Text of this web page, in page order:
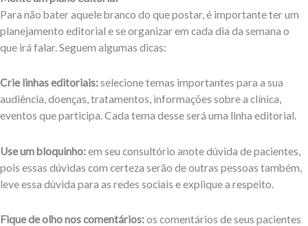
Para não bater aquele branco do que postar, é importante ter um
planejamento editorial e se organizar em cada dia da semana o
que irá falar. Seguem algumas dicas:
Crie linhas editoriais:selecione temas importantes para a sua
audiência, doenças, tratamentos, informações sobre a clínica,
eventos que participa. Cada tema desse será uma linha editorial.
Use um bloquinho:em seu consultório anote dúvida de pacientes,
pois essas dúvidas com certeza serão de outras pessoas também,
leve essa dúvida para as redes sociais e explique a respeito.
Fique de olho nos comentários:os comentários de seus pacientes